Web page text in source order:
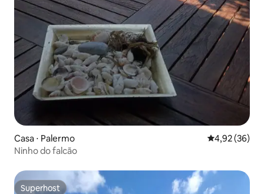
Casa ⋅ Palermo 4,92 de uma
4,92 (36)
Ninho do falcão
Superhost